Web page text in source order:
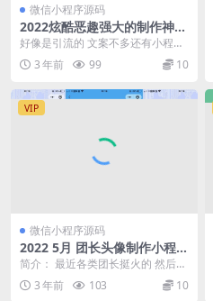
微信小程序源码
2022炫酷恶趣强大的制作神器
小程序源码
好像是引流的 文案不多还有小程序
跳转，懒得改了，有兴趣的自己研
究一下吧 这是一款...
3 年前 99 10
VIP
微信小程序源码
2022 5月 团长头像制作小程序
源码 支持流量主
简介： 最近各类团长挺火的 然后就
诞生了这款团长头像制作器 支持流
量主模式 支持...
3 年前 103 10